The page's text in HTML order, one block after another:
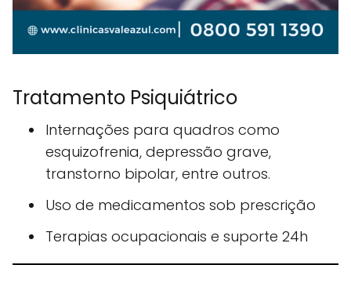
Tratamento Psiquiátrico
Internações para quadros como
esquizofrenia, depressão grave,
transtorno bipolar, entre outros.
Uso de medicamentos sob prescrição
Terapias ocupacionais e suporte 24h